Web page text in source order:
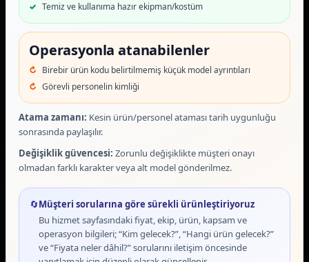
Temiz ve kullanıma hazır ekipman/kostüm
Operasyonla atanabilenler
Birebir ürün kodu belirtilmemiş küçük model ayrıntıları
Görevli personelin kimliği
Atama zamanı: Kesin ürün/personel ataması tarih uygunluğu
sonrasında paylaşılır.
Değişiklik güvencesi: Zorunlu değişiklikte müşteri onayı
olmadan farklı karakter veya alt model gönderilmez.
🔄Müşteri sorularına göre sürekli ürünleştiriyoruz
Bu hizmet sayfasındaki fiyat, ekip, ürün, kapsam ve
operasyon bilgileri; “Kim gelecek?”, “Hangi ürün gelecek?”
ve “Fiyata neler dâhil?” sorularını iletişim öncesinde